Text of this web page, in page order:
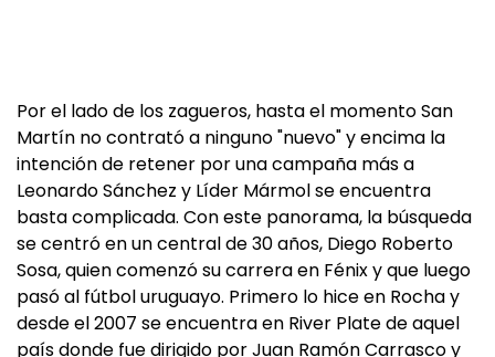
Por el lado de los zagueros, hasta el momento San
Martín no contrató a ninguno "nuevo" y encima la
intención de retener por una campaña más a
Leonardo Sánchez y Líder Mármol se encuentra
basta complicada. Con este panorama, la búsqueda
se centró en un central de 30 años, Diego Roberto
Sosa, quien comenzó su carrera en Fénix y que luego
pasó al fútbol uruguayo. Primero lo hice en Rocha y
desde el 2007 se encuentra en River Plate de aquel
país donde fue dirigido por Juan Ramón Carrasco y